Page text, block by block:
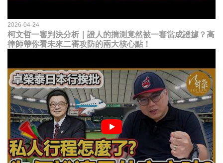
2026-04-24
柯文哲一審判決分析｜證人的揣測竟然被一審當成證據？高
律師帶你看未來二審攻防的兩大核心點！